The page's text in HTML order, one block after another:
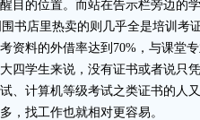
目的位置。而站在告示栏旁边的
书店里热卖的则几乎全是培训考
资料的外借率达到70%，与课堂专
四学生来说，没有证书或者说只
、计算机等级考试之类证书的人
，找工作也就相对更容易。